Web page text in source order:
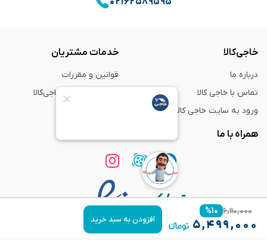
۶,۱۱۰,۰۰۰ ۱۰%
۵,۴۹۹,۰۰۰ افزودن به سبد خرید
خاجی‌کالا
درباره ما
تماس با خاجی کالا
ورود به سایت خاجی‌ کالا
خدمات مشتریان
قوانین و مقررات
راهنمای خرید از خاجی‌کالا
همراه با ما